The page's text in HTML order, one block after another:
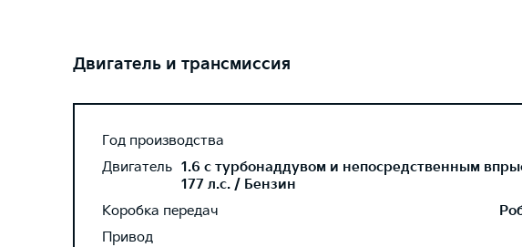
Двигатель и трансмиссия
Год производства
Двигатель 1.6 с турбонаддувом и непосредственным
177 л.с. / Бензин
Коробка передач
Привод